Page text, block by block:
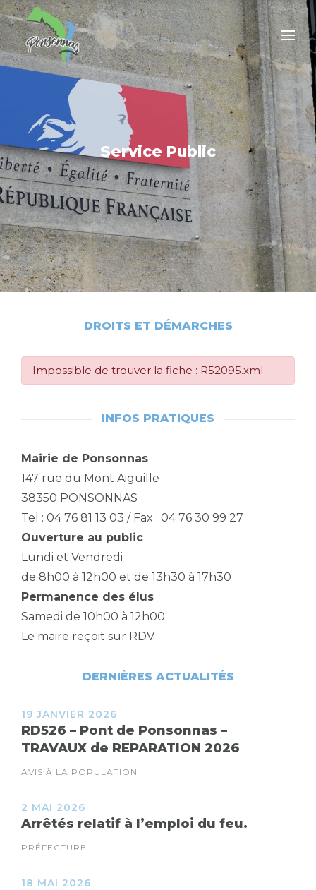
Service Public
DROITS ET DÉMARCHES
Impossible de trouver la fiche : R52095.xml
INFOS PRATIQUES
Mairie de Ponsonnas
147 rue du Mont Aiguille
38350 PONSONNAS
Tel : 04 76 81 13 03 / Fax : 04 76 30 99 27
Ouverture au public
Lundi et Vendredi
de 8h00 à 12h00 et de 13h30 à 17h30
Permanence des élus
Samedi de 10h00 à 12h00
Le maire reçoit sur RDV
DERNIÈRES ACTUALITÉS
19 JANVIER 2026
RD526 – Pont de Ponsonnas –
TRAVAUX de REPARATION 2026
AVIS À LA POPULATION
2 MAI 2026
Arrêtés relatif à l’emploi du feu.
PRÉFECTURE
18 MAI 2026